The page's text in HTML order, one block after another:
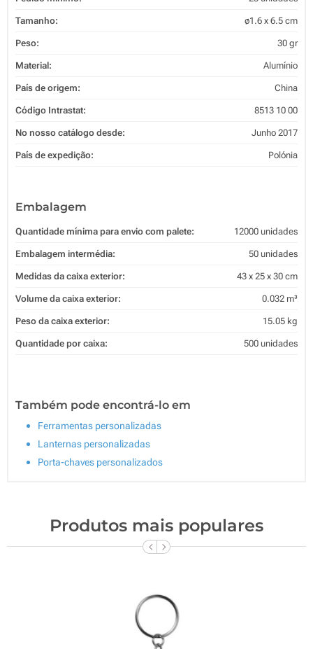
Tamanho: ø1.6 x 6.5 cm
Peso: 30 gr
Material: Alumínio
País de origem: China
Código Intrastat: 8513 10 00
No nosso catálogo desde: Junho 2017
País de expedição: Polónia
Embalagem
Quantidade mínima para envio com palete: 12000 unidades
Embalagem intermédia: 50 unidades
Medidas da caixa exterior: 43 x 25 x 30 cm
Volume da caixa exterior: 0.032 m³
Peso da caixa exterior: 15.05 kg
Quantidade por caixa: 500 unidades
Também pode encontrá-lo em
Ferramentas personalizadas
Lanternas personalizadas
Porta-chaves personalizados
Produtos mais populares